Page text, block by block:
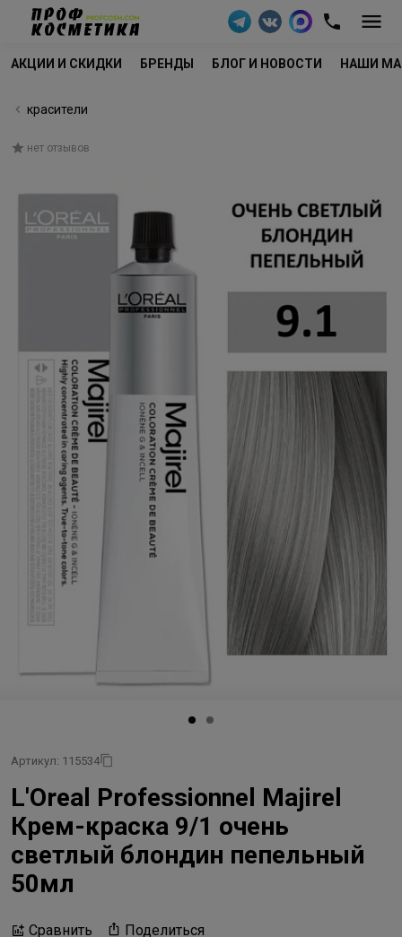
АКЦИИ И СКИДКИ БРЕНДЫ БЛОГ И НОВОСТИ НАШИ
красители
нет отзывов
Артикул: 115534
L'Oreal Professionnel Majirel
Крем-краска 9/1 очень
светлый блондин пепельный
50мл
Сравнить Поделиться